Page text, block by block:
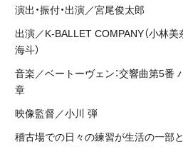
演出・振付・出演／宮尾俊太郎
出演／K-BALLET COMPANY（小林美
海斗）
音楽／ベートーヴェン：交響曲第5番
章
映像監督／小川 弾
稽古場での日々の練習が生活の一部